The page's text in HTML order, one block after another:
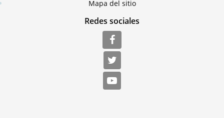
Mapa del sitio
Redes sociales